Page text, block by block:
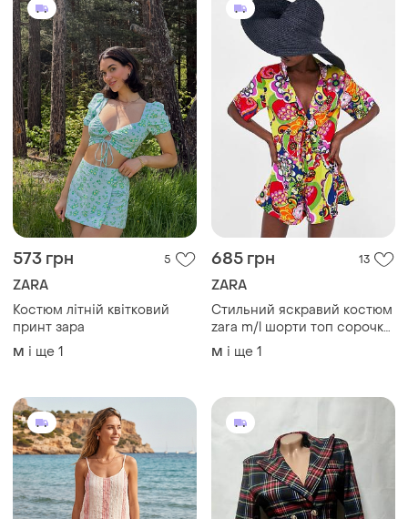
573 грн 5
ZARA
Костюм літній квітковий
принт зара
M і ще 1
685 грн 13
ZARA
Стильний яскравий костюм
zara m/l шорти топ сорочка,
літній, натуральна тканина
100% віскоза
M і ще 1